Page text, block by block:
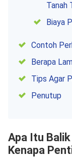
Tanah
Biaya
Contoh
Berapa
Tips Agar
Penutup
Apa Itu
Kenapa